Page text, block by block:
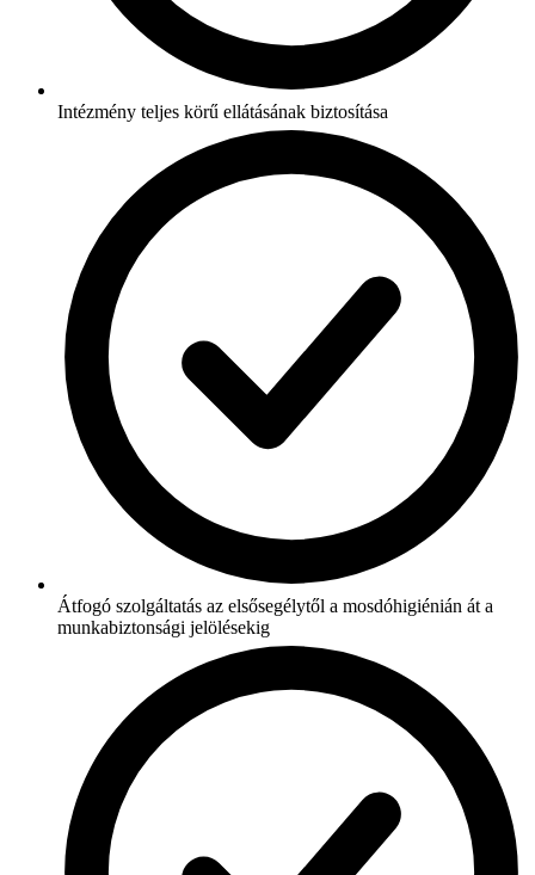
Intézmény teljes körű ellátásának biztosítása
Átfogó szolgáltatás az elsősegélytől a mosdóhigiénián át a
munkabiztonsági jelölésekig